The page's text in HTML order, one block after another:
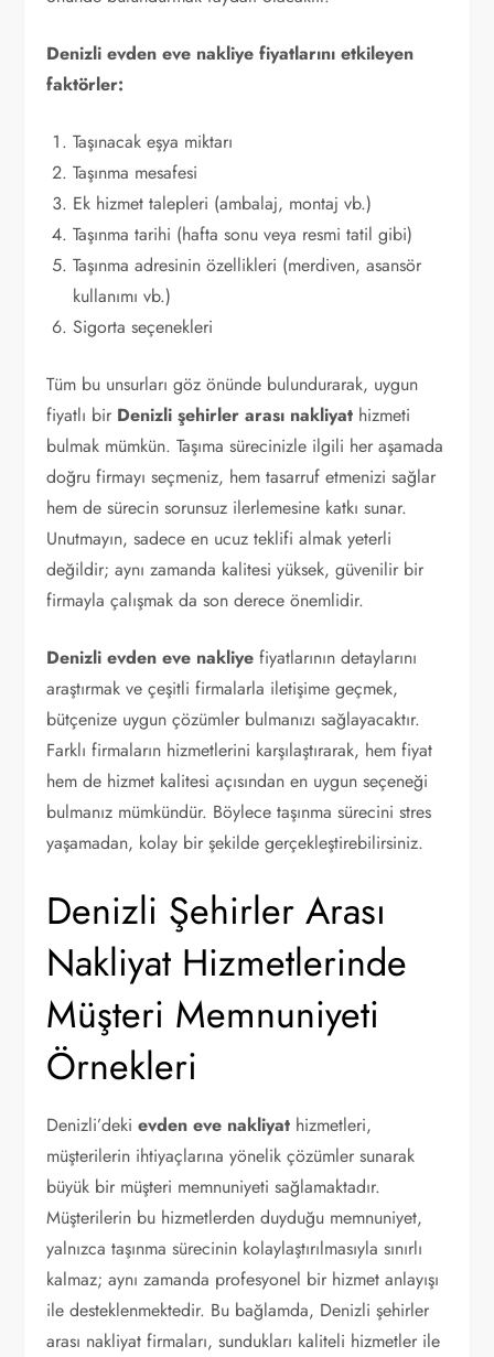
Denizli evden eve nakliye fiyatlarını etkileyen
faktörler:
Taşınacak eşya miktarı
Taşınma mesafesi
Ek hizmet talepleri (ambalaj, montaj vb.)
Taşınma tarihi (hafta sonu veya resmi tatil gibi)
Taşınma adresinin özellikleri (merdiven, asansör
kullanımı vb.)
Sigorta seçenekleri
Tüm bu unsurları göz önünde bulundurarak, uygun
fiyatlı bir Denizli şehirler arası nakliyat hizmeti
bulmak mümkün. Taşıma sürecinizle ilgili her aşamada
doğru firmayı seçmeniz, hem tasarruf etmenizi sağlar
hem de sürecin sorunsuz ilerlemesine katkı sunar.
Unutmayın, sadece en ucuz teklifi almak yeterli
değildir; aynı zamanda kalitesi yüksek, güvenilir bir
firmayla çalışmak da son derece önemlidir.
Denizli evden eve nakliye fiyatlarının detaylarını
araştırmak ve çeşitli firmalarla iletişime geçmek,
bütçenize uygun çözümler bulmanızı sağlayacaktır.
Farklı firmaların hizmetlerini karşılaştırarak, hem fiyat
hem de hizmet kalitesi açısından en uygun seçeneği
bulmanız mümkündür. Böylece taşınma sürecini stres
yaşamadan, kolay bir şekilde gerçekleştirebilirsiniz.
Denizli Şehirler Arası
Nakliyat Hizmetlerinde
Müşteri Memnuniyeti
Örnekleri
Denizli’dekievden eve nakliyat hizmetleri,
müşterilerin ihtiyaçlarına yönelik çözümler sunarak
büyük bir müşteri memnuniyeti sağlamaktadır.
Müşterilerin bu hizmetlerden duyduğu memnuniyet,
yalnızca taşınma sürecinin kolaylaştırılmasıyla sınırlı
kalmaz; aynı zamanda profesyonel bir hizmet anlayışı
ile desteklenmektedir. Bu bağlamda, Denizli şehirler
arası nakliyat firmaları, sundukları kaliteli hizmetler ile